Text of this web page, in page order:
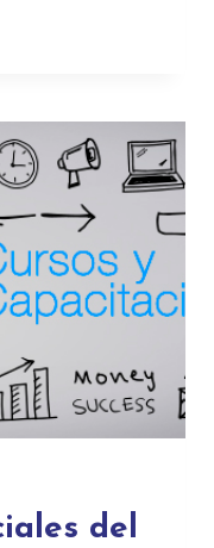
del